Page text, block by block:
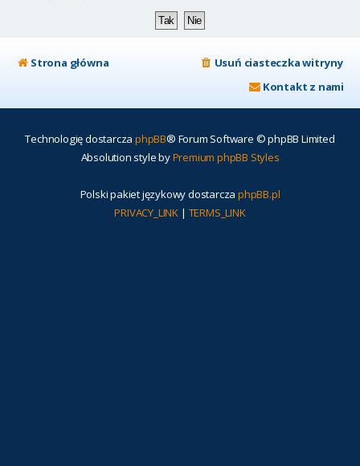
Strona główna
Usuń ciasteczka witryny
Kontakt z nami
Technologię dostarcza phpBB® Forum Software © phpBB Limited
Absolution style byPremium phpBB Styles
Polski pakiet językowy dostarcza phpBB.pl
PRIVACY_LINK | TERMS_LINK